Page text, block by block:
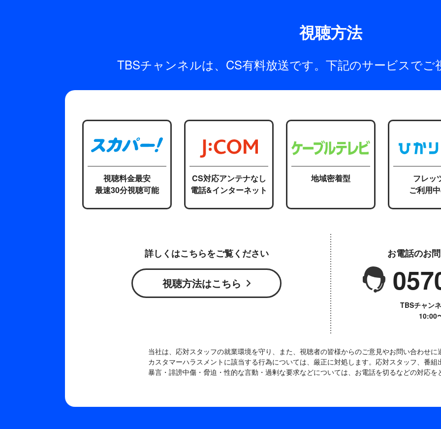
視聴方法
TBSチャンネルは、CS有料放送です。下記のサービスでご
視聴料金最安
最速30分視聴可能
CS対応アンテナなし
電話&インターネット
地域密着型
フレッ
ご利用
詳しくはこちらをご覧ください
視聴方法はこちら
お電話のお
TBSチャン
10:00
当社は、応対スタッフの就業環境を守り、また、視聴者の皆様からのご意見やお問い合わせに
カスタマーハラスメントに該当する行為については、厳正に対処します。応対スタッフ、番
暴言・誹謗中傷・脅迫・性的な言動・過剰な要求などについては、お電話を切るなどの対応を